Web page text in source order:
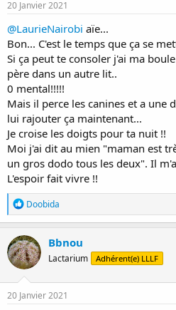
20 Janvier 2021
@LaurieNairobi aïe...
Bon... C'est le temps que ça se
Si ça peut te consoler j'ai ma
père dans un autre lit..
0 mental!!!!!
Mais il perce les canines et a une
lui rajouter ça maintenant...
Je croise les doigts pour ta nuit !!
Moi j'ai dit au mien "maman est
un gros dodo tous les deux". Il
L'espoir fait vivre !!
R
é
a
c
t
i
o
n
s
Doobida
Bbnou
Lactarium Adhérent(e) LLLF
20 Janvier 2021